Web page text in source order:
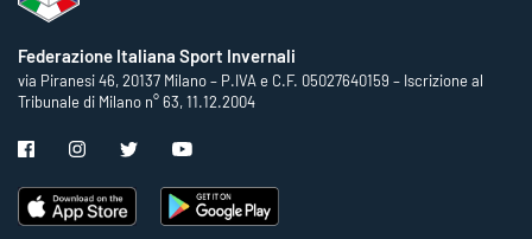
Federazione Italiana Sport Invernali
via Piranesi 46, 20137 Milano – P.IVA e C.F. 05027640159 – Iscrizione al
Tribunale di Milano n° 63, 11.12.2004